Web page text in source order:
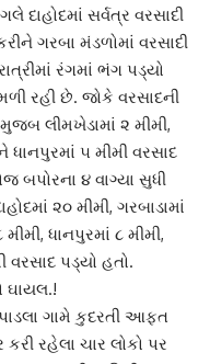
દાહોદમાં સર્વત્ર વરસાદી
ગરબા મંડળોમાં વરસાદી
રંગમાં ભંગ પડ્યો
રહી છે. જોકે વરસાદની
લીમખેડામાં ૨ મીમી,
ધાનપુરમાં ૫ મીમી વરસાદ
બપોરના ૪ વાગ્યા સુધી
૨૦ મીમી, ગરબાડામાં
ધાનપુરમાં ૮ મીમી,
વરસાદ પડ્યો હતો.
ઘાયલ.!
પાડલા ગામે કુદરતી આફત
રહેલા ચાર લોકો પર